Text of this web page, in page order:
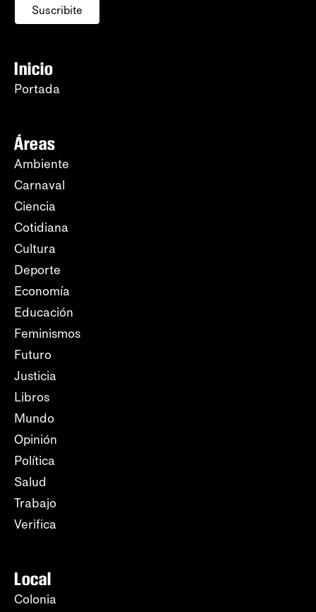
Suscribite
Inicio
Portada
Áreas
Ambiente
Carnaval
Ciencia
Cotidiana
Cultura
Deporte
Economía
Educación
Feminismos
Futuro
Justicia
Libros
Mundo
Opinión
Política
Salud
Trabajo
Verifica
Local
Colonia